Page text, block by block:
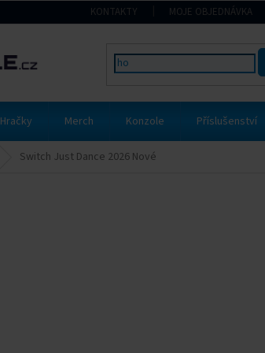
KONTAKTY MOJE OBJEDNÁVKA
Hračky Merch Konzole Příslušenství
Switch Just Dance 2026 Nové